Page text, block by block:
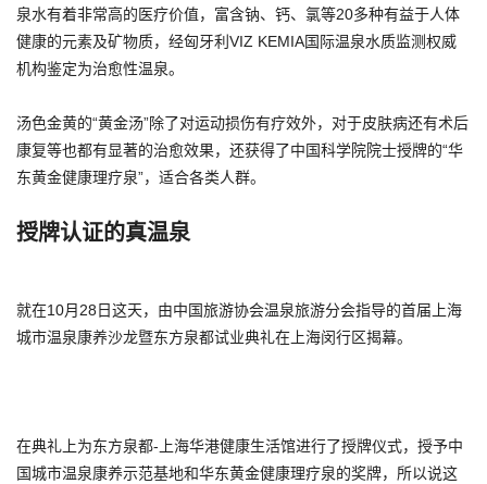
泉水有着非常高的医疗价值，富含钠、钙、氯等20多种有益于人体
健康的元素及矿物质，经匈牙利VIZ KEMIA国际温泉水质监测权威
机构鉴定为治愈性温泉。
汤色金黄的“黄金汤”除了对运动损伤有疗效外，对于皮肤病还有术后
康复等也都有显著的治愈效果，还获得了中国科学院院士授牌的“华
东黄金健康理疗泉”，适合各类人群。
授牌认证的真温泉
就在10月28日这天，由中国旅游协会温泉旅游分会指导的首届上海
城市温泉康养沙龙暨东方泉都试业典礼在上海闵行区揭幕。
在典礼上为东方泉都-上海华港健康生活馆进行了授牌仪式，授予中
国城市温泉康养示范基地和华东黄金健康理疗泉的奖牌，所以说这